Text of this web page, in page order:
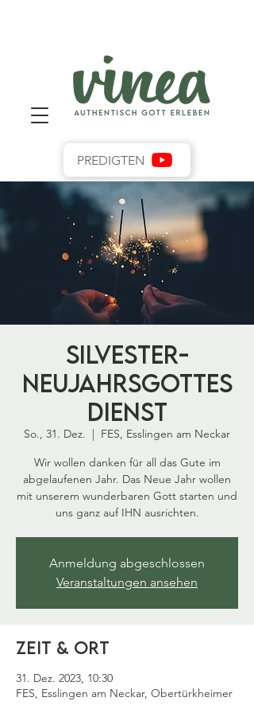
PREDIGTEN
Silvester-
Neujahrsgottes
dienst
So., 31. Dez.
  |
FES, Esslingen am Neckar
Wir wollen danken für all das Gute im
abgelaufenen Jahr. Das Neue Jahr wollen
mit unserem wunderbaren Gott starten und
uns ganz auf IHN ausrichten.
Anmeldung abgeschlossen
Veranstaltungen ansehen
Zeit & Ort
31. Dez. 2023, 10:30
FES, Esslingen am Neckar, Obertürkheimer